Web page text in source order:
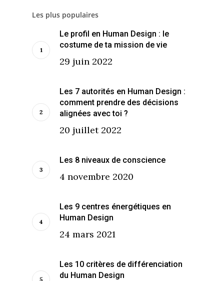
Les plus populaires
Le profil en Human Design : le
costume de ta mission de vie
29 juin 2022
Les 7 autorités en Human Design :
comment prendre des décisions
alignées avec toi ?
20 juillet 2022
Les 8 niveaux de conscience
4 novembre 2020
Les 9 centres énergétiques en
Human Design
24 mars 2021
Les 10 critères de différenciation
du Human Design